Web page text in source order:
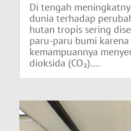
Di tengah
dunia terhadap
hutan tropis sering
paru-paru bumi karena
kemampuannya
dioksida (CO₂)....